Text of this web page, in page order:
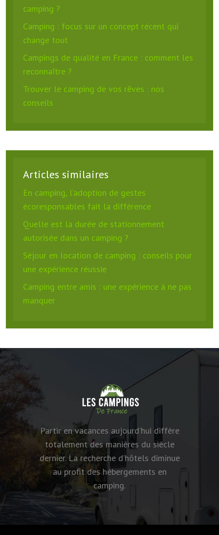
camping ?
Camping : focus sur un concept récent qui
change tout
Campings de qualité en France : comment les
reconnaître ?
Trouver le camping de vos rêves : nos
conseils
Articles similaires
En camping, l’adoption de gestes
écoresponsables fait la différence
Quelle est la durée de stationnement
autorisée dans un camping ?
Séjour en location de camping : conseils pour
une expérience réussie
Camping entre amis : une expérience à ne pas
manquer
Partir en vacances aujourd’hui diffère
totalement des manières du siècle
dernier. La recherche d’hôtels diminue
au profit des hébergements en
camping.